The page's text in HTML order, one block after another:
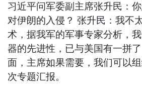
习近平问军委副主席张升民：
对伊朗的入侵？ 张升民：我不
术，据我军的军事专家分析，
器的先进性，已与美国有一拼
面，主席如果需要，我们可以
次专题汇报。